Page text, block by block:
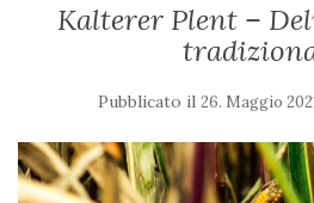
Kalterer Plent –
Pubblicato il 26. Maggio